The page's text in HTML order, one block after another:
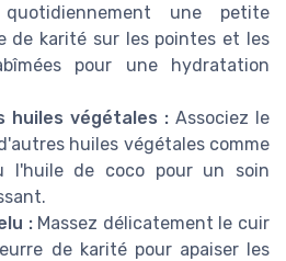
une petite
de karité sur les pointes et les
pour une hydratation
huiles végétales : Associez le
huiles végétales comme
l'huile de coco pour un soin
: Massez délicatement le cuir
de karité pour apaiser les